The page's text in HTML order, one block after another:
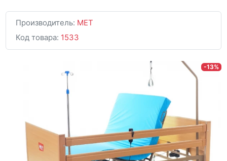
Производитель: MET
Код товара: 1533
-13%